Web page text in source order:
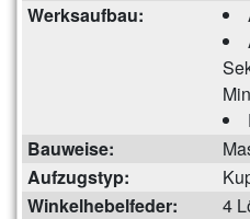
Werksaufbau:
Bauweise:
Aufzugstyp:
Winkelhebelfeder:
4